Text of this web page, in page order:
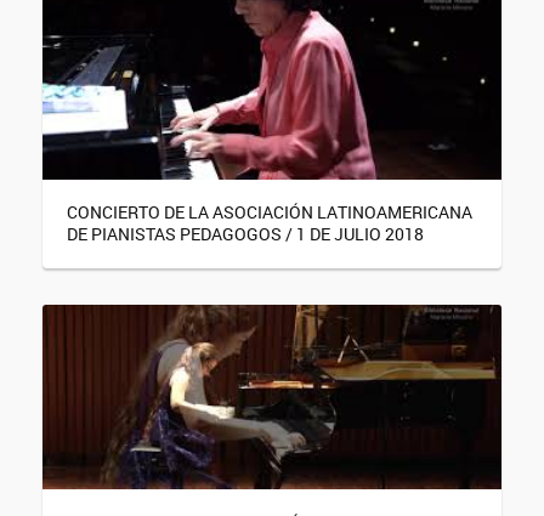
CONCIERTO DE LA ASOCIACIÓN LATINOAMERICANA
DE PIANISTAS PEDAGOGOS / 1 DE JULIO 2018